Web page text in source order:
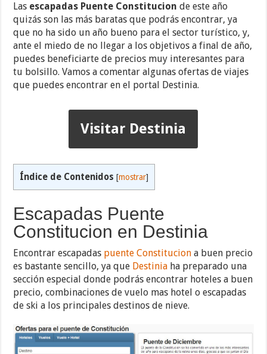
Las escapadas Puente Constitucion de este año
quizás son las más baratas que podrás encontrar, ya
que no ha sido un año bueno para el sector turístico, y,
ante el miedo de no llegar a los objetivos a final de año,
puedes beneficiarte de precios muy interesantes para
tu bolsillo. Vamos a comentar algunas ofertas de viajes
que puedes encontrar en el portal Destinia.
Visitar Destinia
Índice de Contenidos [mostrar]
Escapadas Puente
Constitucion en Destinia
Encontrar escapadas puente Constitucion a buen precio
es bastante sencillo, ya que Destinia ha preparado una
sección especial donde podrás encontrar hoteles a buen
precio, combinaciones de vuelo mas hotel o escapadas
de ski a los principales destinos de nieve.